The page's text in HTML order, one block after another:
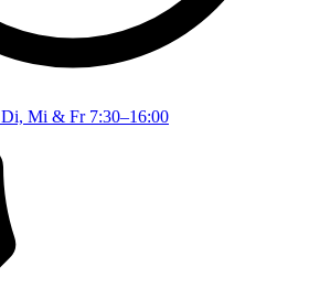
Di, Mi & Fr 7:30–16:00